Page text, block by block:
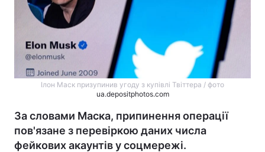
Ілон Маск призупинив угоду з купівлі Твіттера / фото
ua.depositphotos.com
За словами Маска, припинення операції
пов'язане з перевіркою даних числа
фейкових акаунтів у соцмережі.